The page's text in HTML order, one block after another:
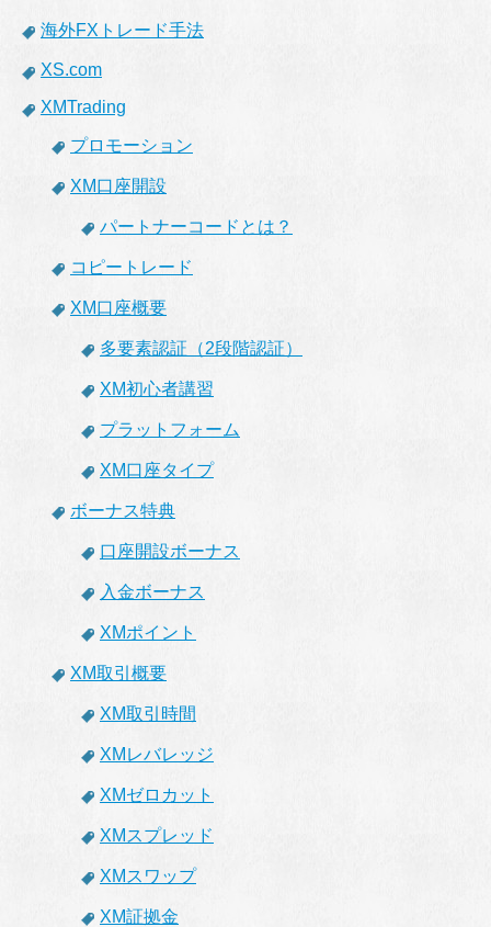
海外FXトレード手法
XS.com
XMTrading
プロモーション
XM口座開設
パートナーコードとは？
コピートレード
XM口座概要
多要素認証（2段階認証）
XM初心者講習
プラットフォーム
XM口座タイプ
ボーナス特典
口座開設ボーナス
入金ボーナス
XMポイント
XM取引概要
XM取引時間
XMレバレッジ
XMゼロカット
XMスプレッド
XMスワップ
XM証拠金